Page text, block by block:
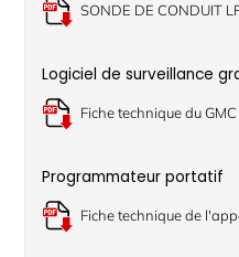
SONDE DE CONDUIT
Logiciel de surveillance
Fiche technique du
Programmateur portatif
Fiche technique de